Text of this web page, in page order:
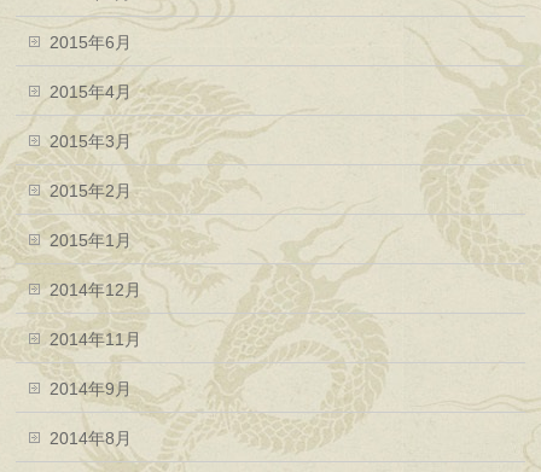
2015年6月
2015年4月
2015年3月
2015年2月
2015年1月
2014年12月
2014年11月
2014年9月
2014年8月